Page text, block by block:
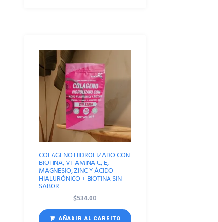
COLÁGENO HIDROLIZADO CON
BIOTINA, VITAMINA C, E,
MAGNESIO, ZINC Y ÁCIDO
HIALURÓNICO + BIOTINA SIN
SABOR
$534.00
AÑADIR AL CARRITO